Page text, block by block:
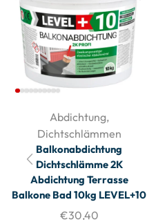
Abdichtung,
Dichtschlämmen
Balkonabdichtung
Dichtschlämme 2K
Abdichtung Terrasse
Balkone Bad 10kg LEVEL+10
€30,40